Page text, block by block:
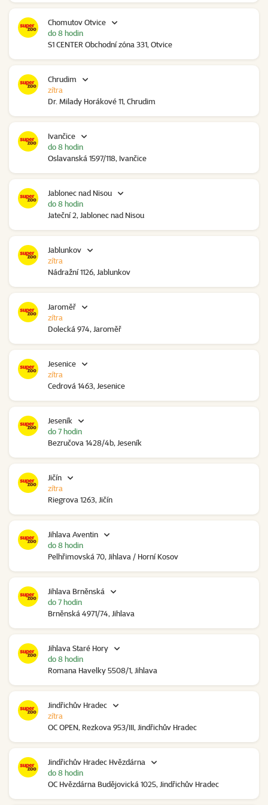
Chomutov Otvice
S1 CENTER Obchodní zóna 331, Otvice
do 8 hodin
Chrudim
Dr. Milady Horákové 11, Chrudim
zítra
Ivančice
Oslavanská 1597/118, Ivančice
do 8 hodin
Jablonec nad Nisou
Jateční 2, Jablonec nad Nisou
do 8 hodin
Jablunkov
Nádražní 1126, Jablunkov
zítra
Jaroměř
Dolecká 974, Jaroměř
zítra
Jesenice
Cedrová 1463, Jesenice
zítra
Jeseník
Bezručova 1428/4b, Jeseník
do 7 hodin
Jičín
Riegrova 1263, Jičín
zítra
Jihlava Aventin
Pelhřimovská 70, Jihlava / Horní Kosov
do 8 hodin
Jihlava Brněnská
Brněnská 4971/74, Jihlava
do 7 hodin
Jihlava Staré Hory
Romana Havelky 5508/1, Jihlava
do 8 hodin
Jindřichův Hradec
OC OPEN, Rezkova 953/III, Jindřichův Hradec
zítra
Jindřichův Hradec Hvězdárna
OC Hvězdárna Budějovická 1025, Jindřichův Hradec
do 8 hodin